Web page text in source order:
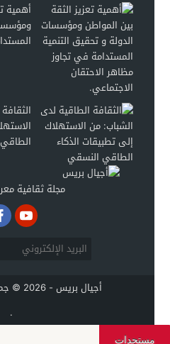
أهمية
مجلة ثقافية
أجيال بريس - 2026 © جميع الحقوق محفوظة
.
مستجدات